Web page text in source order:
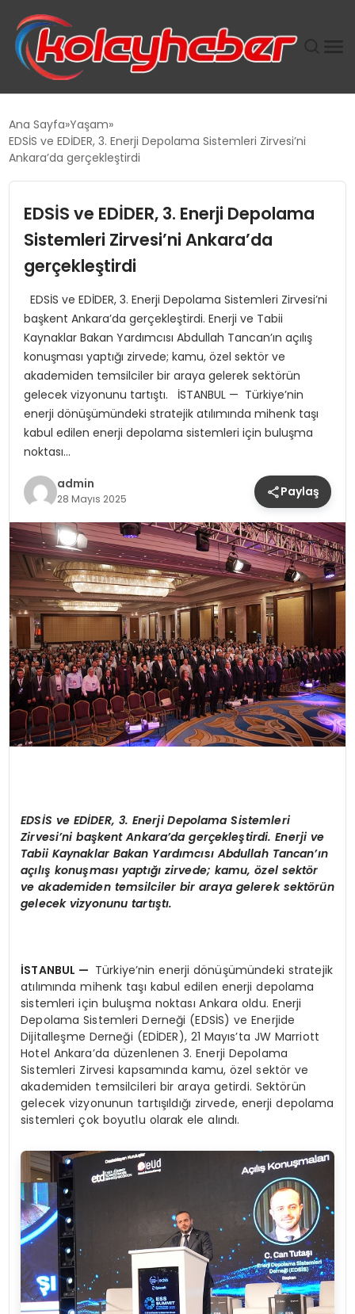
SUWEN’IN İSTIHDAM MODELI EKONOMIDE KADIN
TANYER YAPI ZEMIN MÜHENDISLIĞINDE HEDEF
BÜYÜTTÜ
TOROSLAR’DA PAZAR GERGİNLİĞİ!
Ana Sayfa Yaşam
EDSİS ve EDİDER, 3. Enerji Depolama Sistemleri Zirvesi’ni
Ankara’da gerçekleştirdi
EDSİS ve EDİDER, 3. Enerji Depolama
Sistemleri Zirvesi’ni Ankara’da
gerçekleştirdi
EDSİS ve EDİDER, 3. Enerji Depolama Sistemleri Zirvesi’ni
başkent Ankara’da gerçekleştirdi. Enerji ve Tabii
Kaynaklar Bakan Yardımcısı Abdullah Tancan’ın açılış
konuşması yaptığı zirvede; kamu, özel sektör ve
akademiden temsilciler bir araya gelerek sektörün
gelecek vizyonunu tartıştı. İSTANBUL — Türkiye’nin
enerji dönüşümündeki stratejik atılımında mihenk taşı
kabul edilen enerji depolama sistemleri için buluşma
noktası…
admin
28 Mayıs 2025 Paylaş
EDSİS ve EDİDER, 3. Enerji Depolama Sistemleri
Zirvesi’ni başkent Ankara’da gerçekleştirdi. Enerji ve
Tabii Kaynaklar Bakan Yardımcısı Abdullah Tancan’ın
açılış konuşması yaptığı zirvede; kamu,özel sektör
ve akademiden temsilciler bir araya gelerek sektörün
gelecek vizyonunu tartıştı.
İSTANBUL — Türkiye’nin enerji dönüşümündeki stratejik
atılımında mihenk taşı kabul edilen enerji depolama
sistemleri için buluşma noktası Ankara oldu. Enerji
Depolama Sistemleri Derneği (EDSİS) ve Enerjide
Dijitalleşme Derneği (EDİDER), 21 Mayıs’ta JW Marriott
Hotel Ankara’da düzenlenen 3. Enerji Depolama
Sistemleri Zirvesi kapsamında kamu, özel sektör ve
akademiden temsilcileri bir araya getirdi. Sektörün
gelecek vizyonunun tartışıldığı zirvede, enerji depolama
sistemleri çok boyutlu olarak ele alındı.